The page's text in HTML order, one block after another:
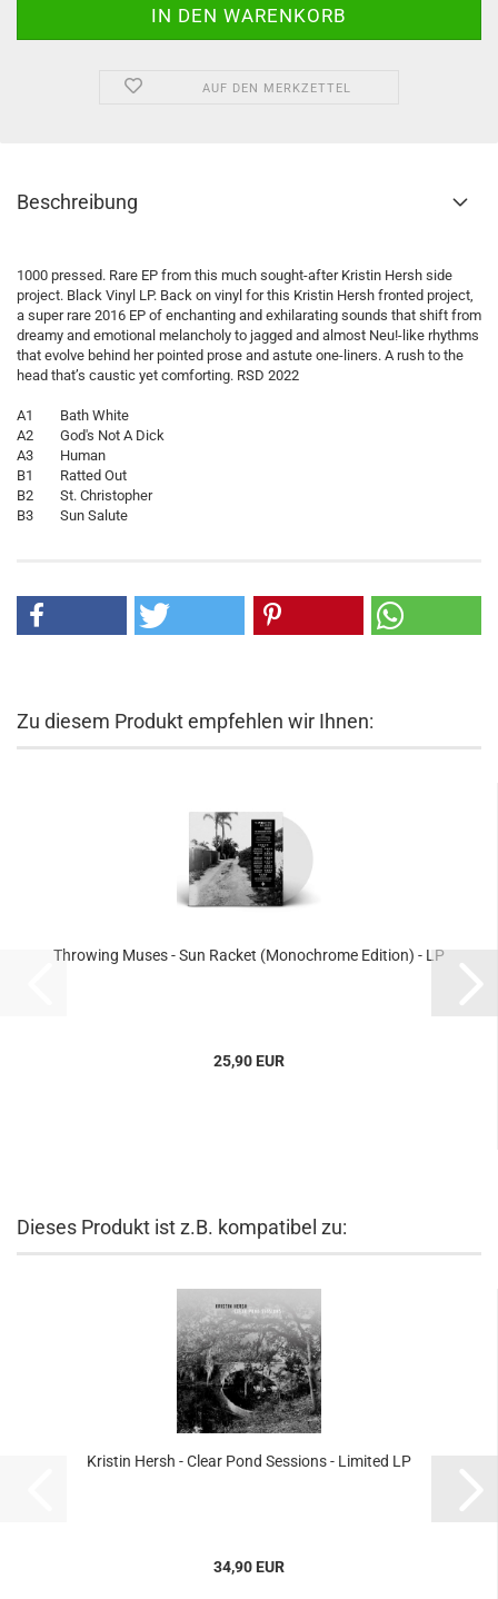
AUF DEN MERKZETTEL
Beschreibung
1000 pressed. Rare EP from this much sought-after Kristin Hersh side
project. Black Vinyl LP. Back on vinyl for this Kristin Hersh fronted project,
a super rare 2016 EP of enchanting and exhilarating sounds that shift from
dreamy and emotional melancholy to jagged and almost Neu!-like rhythms
that evolve behind her pointed prose and astute one-liners. A rush to the
head that’s caustic yet comforting. RSD 2022
A1 Bath White
A2 God's Not A Dick
A3 Human
B1 Ratted Out
B2 St. Christopher
B3 Sun Salute
Zu diesem Produkt empfehlen wir Ihnen:
Throwing Muses - Sun Racket (Monochrome Edition) - LP
25,90 EUR
Dieses Produkt ist z.B. kompatibel zu:
Kristin Hersh - Clear Pond Sessions - Limited LP
34,90 EUR